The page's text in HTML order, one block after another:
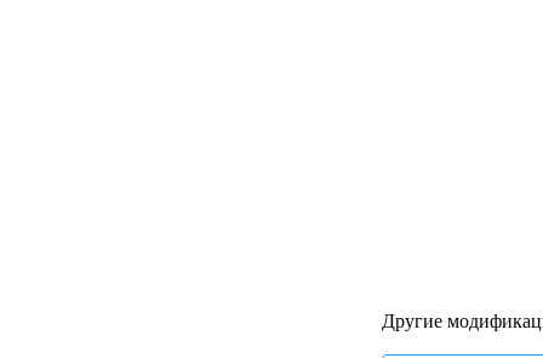
Другие